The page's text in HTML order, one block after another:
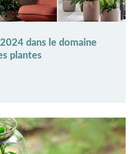
dans le domaine
plantes